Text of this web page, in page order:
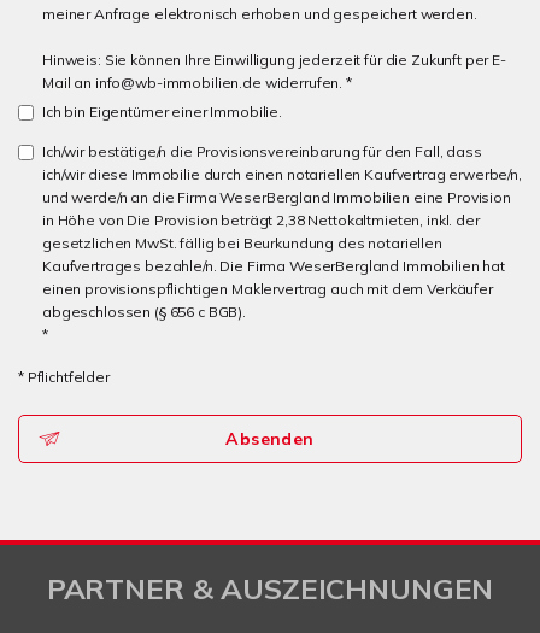
meiner Anfrage elektronisch erhoben und gespeichert werden.
Hinweis: Sie können Ihre Einwilligung jederzeit für die Zukunft per E-
Mail an info@wb-immobilien.de widerrufen. *
Ich bin Eigentümer einer Immobilie.
Ich/wir bestätige/n die Provisionsvereinbarung für den Fall, dass
ich/wir diese Immobilie durch einen notariellen Kaufvertrag erwerbe/n,
und werde/n an die Firma WeserBergland Immobilien eine Provision
in Höhe von Die Provision beträgt 2,38 Nettokaltmieten, inkl. der
gesetzlichen MwSt. fällig bei Beurkundung des notariellen
Kaufvertrages bezahle/n. Die Firma WeserBergland Immobilien hat
einen provisionspflichtigen Maklervertrag auch mit dem Verkäufer
abgeschlossen (§ 656 c BGB).
*
* Pflichtfelder
Absenden
PARTNER & AUSZEICHNUNGEN